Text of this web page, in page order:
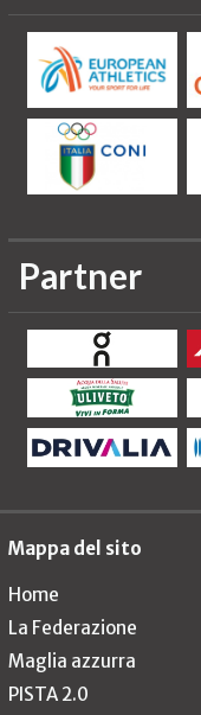
Partner
Mappa del sito
Home
La Federazione
Maglia azzurra
PISTA 2.0